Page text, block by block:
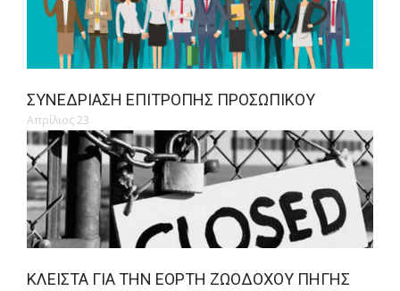
ΣΥΝΕΔΡΊΑΣΗ ΕΠΙΤΡΟΠΉΣ ΠΡΟΣΩΠΙΚΟΎ
Απρίλιος 23
ΚΛΕΙΣΤΆ ΓΙΑ ΤΗΝ ΕΟΡΤΉ ΖΩΟΔΌΧΟΥ ΠΗΓΉΣ